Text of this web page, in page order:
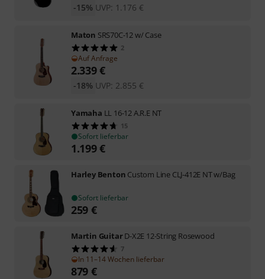
UVP: 1.176 €
-15%
Maton SRS70C-12 w/ Case
2
Auf Anfrage
2.339€
UVP: 2.855 €
-18%
Yamaha LL 16-12 A.R.E NT
15
Sofort lieferbar
1.199€
Harley Benton Custom Line CLJ-412E NT w/Bag
Sofort lieferbar
259 €
Martin GuitarD-X2E 12-String Rosewood
7
In 11–14 Wochen lieferbar
879 €